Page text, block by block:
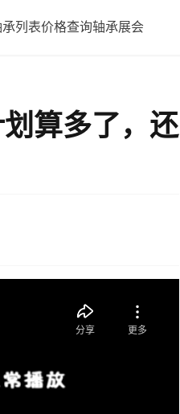
列表价格查询轴承展会
算多了，还